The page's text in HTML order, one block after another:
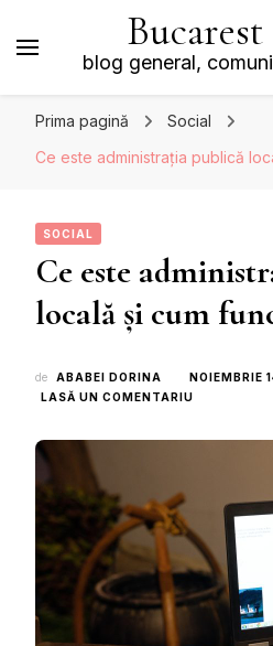
blog general,
Prima pagină
Social
Ce este administrația publică
SOCIAL
Ce este
locală și cum
de ABABEI DORINA
NOIEMBRIE
LASĂ UN COMENTARIU
CUM